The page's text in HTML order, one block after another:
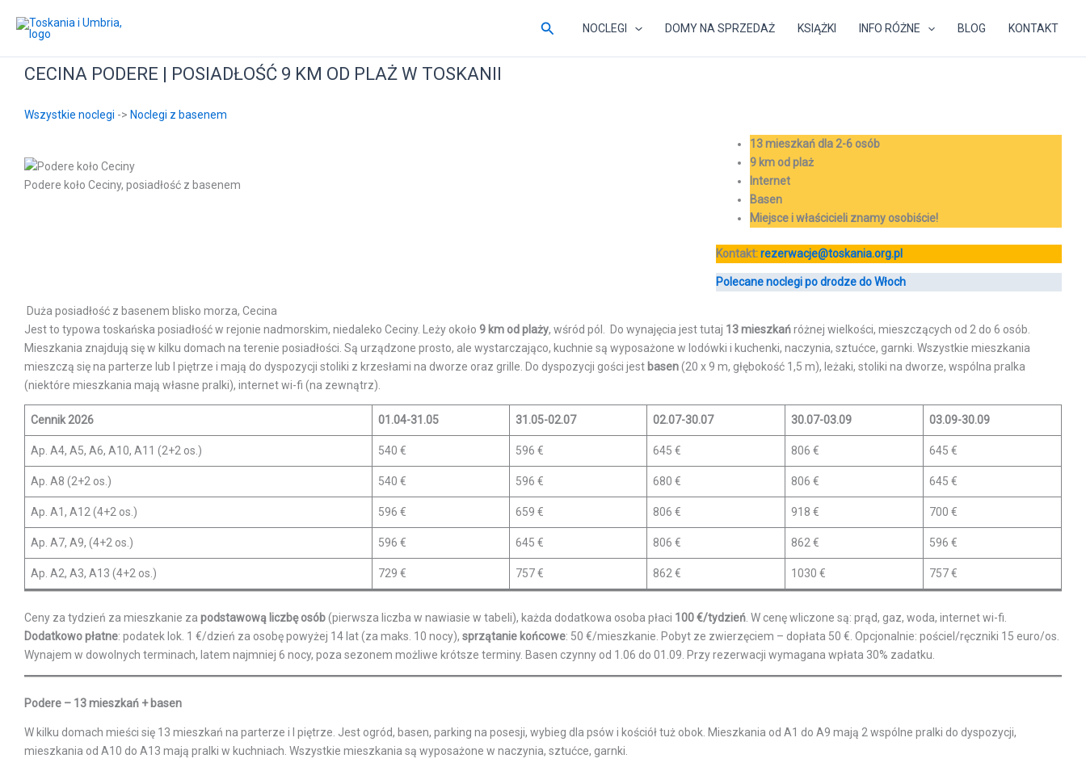
SzukajNOCLEGI DOMY NA SPRZEDAŻ KSIĄŻKI INFO RÓŻNE BLOG KONTAKT
CECINA PODERE | POSIADŁOŚĆ 9 KM OD PLAŻ W TOSKANII
Wszystkie noclegi -> Noclegi z basenem
Podere koło Ceciny, posiadłość z basenem
13 mieszkań dla 2-6 osób
9 km od plaż
Internet
Basen
Miejsce i właścicieli znamy osobiście!
Kontakt:rezerwacje@toskania.org.pl
Polecane noclegi po drodze do Włoch
Duża posiadłość z basenem blisko morza, Cecina
Jest to typowa toskańska posiadłość w rejonie nadmorskim, niedaleko Ceciny. Leży około 9 km od plaży, wśród pól. Do wynajęcia jest tutaj 13 mieszkańróżnej wielkości, mieszczących od 2 do 6 osób.
Mieszkania znajdują się w kilku domach na terenie posiadłości. Są urządzone prosto, ale wystarczająco, kuchnie są wyposażone w lodówki i kuchenki, naczynia, sztućce, garnki. Wszystkie mieszkania
mieszczą się na parterze lub I piętrze i mają do dyspozycji stoliki z krzesłami na dworze oraz grille. Do dyspozycji gości jest basen(20 x 9 m, głębokość 1,5 m), leżaki, stoliki na dworze, wspólna pralka
(niektóre mieszkania mają własne pralki), internet wi-fi (na zewnątrz).
Cennik 2026 01.04-31.05 31.05-02.07 02.07-30.07 30.07-03.09 03.09-30.09
Ap. A4, A5, A6, A10, A11 (2+2 os.) 540 € 596 € 645 € 806 € 645 €
Ap. A8 (2+2 os.) 540 € 596 € 680 € 806 € 645 €
Ap. A1, A12 (4+2 os.) 596 € 659 € 806 € 918 € 700 €
Ap. A7, A9, (4+2 os.) 596 € 645 € 806 € 862 € 596 €
Ap. A2, A3, A13 (4+2 os.) 729 € 757 € 862 € 1030 € 757 €
Ceny za tydzień za mieszkanie za podstawową liczbę osób(pierwsza liczba w nawiasie w tabeli), każda dodatkowa osoba płaci 100 €/tydzień. W cenę wliczone są: prąd, gaz, woda, internet wi-fi.
Dodatkowo płatne: podatek lok. 1 €/dzień za osobę powyżej 14 lat (za maks. 10 nocy), sprzątanie końcowe: 50 €/mieszkanie. Pobyt ze zwierzęciem – dopłata 50 €. Opcjonalnie: pościel/ręczniki 15 euro/os.
Wynajem w dowolnych terminach, latem najmniej 6 nocy, poza sezonem możliwe krótsze terminy. Basen czynny od 1.06 do 01.09. Przy rezerwacji wymagana wpłata 30% zadatku.
Podere – 13 mieszkań + basen
W kilku domach mieści się 13 mieszkań na parterze i I piętrze. Jest ogród, basen, parking na posesji, wybieg dla psów i kościół tuż obok. Mieszkania od A1 do A9 mają 2 wspólne pralki do dyspozycji,
mieszkania od A10 do A13 mają pralki w kuchniach. Wszystkie mieszkania są wyposażone w naczynia, sztućce, garnki.